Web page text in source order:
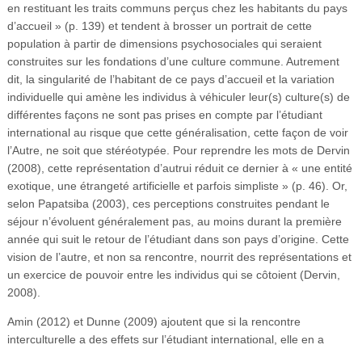
en restituant les traits communs perçus chez les habitants du pays
d’accueil » (p. 139) et tendent à brosser un portrait de cette
population à partir de dimensions psychosociales qui seraient
construites sur les fondations d’une culture commune. Autrement
dit, la singularité de l’habitant de ce pays d’accueil et la variation
individuelle qui amène les individus à véhiculer leur(s) culture(s) de
différentes façons ne sont pas prises en compte par l’étudiant
international au risque que cette généralisation, cette façon de voir
l’Autre, ne soit que stéréotypée. Pour reprendre les mots de Dervin
(2008), cette représentation d’autrui réduit ce dernier à « une entité
exotique, une étrangeté artificielle et parfois simpliste » (p. 46). Or,
selon Papatsiba (2003), ces perceptions construites pendant le
séjour n’évoluent généralement pas, au moins durant la première
année qui suit le retour de l’étudiant dans son pays d’origine. Cette
vision de l’autre, et non sa rencontre, nourrit des représentations et
un exercice de pouvoir entre les individus qui se côtoient (Dervin,
2008).
Amin (2012) et Dunne (2009) ajoutent que si la rencontre
interculturelle a des effets sur l’étudiant international, elle en a